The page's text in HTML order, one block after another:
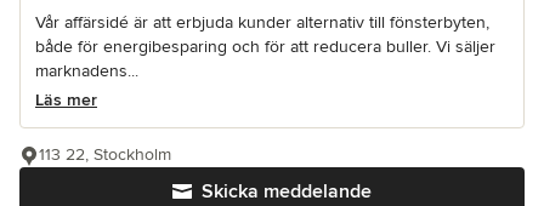
Vår affärsidé är att erbjuda kunder alternativ till fönsterbyten,
både för energibesparing och för att reducera buller. Vi säljer
marknadens...
Läs mer
Skicka meddelande
113 22, Stockholm